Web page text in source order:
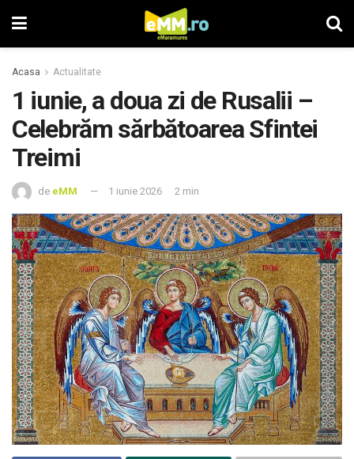
Acasa Actualitate
1 iunie, a doua zi de Rusalii –
Celebrăm sărbătoarea Sfintei
Treimi
de eMM 1 iunie 2026 2 min